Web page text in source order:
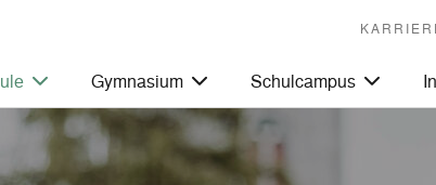
Gymnasium Schulcampus